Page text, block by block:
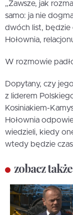
„Zawsze, jak
samo: ja nie
dwóch list, będzie
Hołownia,
W rozmowie
Dopytany, czy
z liderem
Kosiniakiem-
Hołownia
wiedzieli, kiedy
wtedy będzie
zobacz także